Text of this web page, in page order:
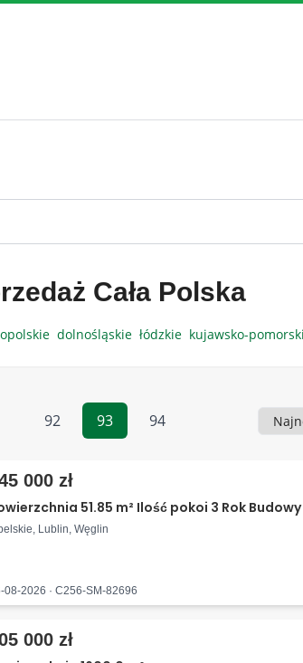
Cała Polska
opolskie dolnośląskie łódzkie kujawsko-
92 93 94
000 zł
51.85 m² Ilość pokoi 3 Rok
Lublin, Węglin
08-2026 · C256-SM-82696
000 zł